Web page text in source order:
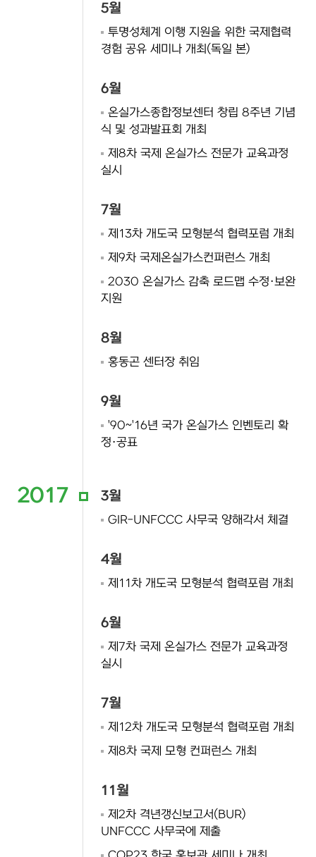
5월
투명성체계 이행 지원을 위한 국제협력
경험 공유 세미나 개최(독일 본)
6월
온실가스종합정보센터 창립 8주년 기념
식 및 성과발표회 개최
제8차 국제 온실가스 전문가 교육과정
실시
7월
제13차 개도국 모형분석 협력포럼 개최
제9차 국제온실가스컨퍼런스 개최
2030 온실가스 감축 로드맵 수정·보완
지원
8월
홍동곤 센터장 취임
9월
'90~'16년 국가 온실가스 인벤토리 확
정·공표
2017 3월
GIR-UNFCCC 사무국 양해각서 체결
4월
제11차 개도국 모형분석 협력포럼 개최
6월
제7차 국제 온실가스 전문가 교육과정
실시
7월
제12차 개도국 모형분석 협력포럼 개최
제8차 국제 모형 컨퍼런스 개최
11월
제2차 격년갱신보고서(BUR)
UNFCCC 사무국에 제출